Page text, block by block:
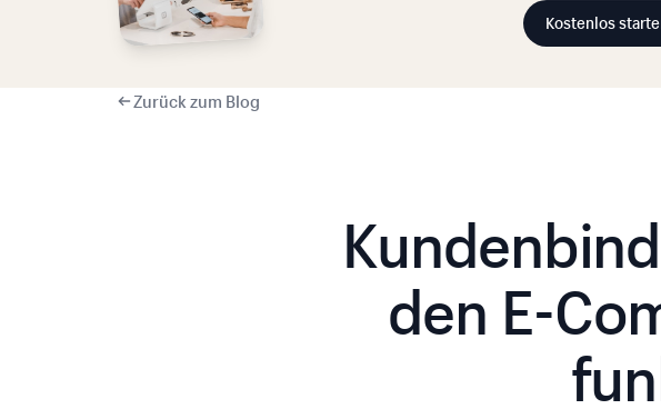
Kostenlos
Zurück zum Blog
den E-